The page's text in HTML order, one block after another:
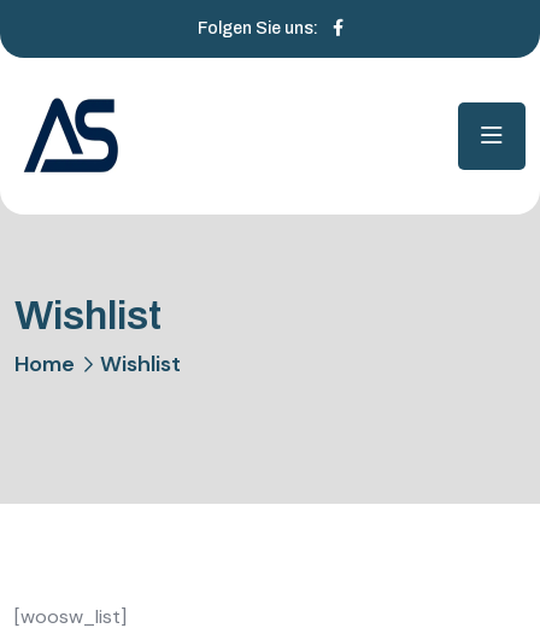
Folgen Sie uns:
Wishlist
Home Wishlist
[woosw_list]